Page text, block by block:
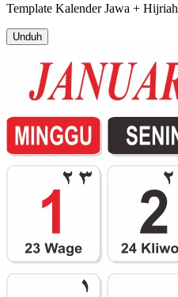
Template Kalender Jawa + Hijriah
Unduh